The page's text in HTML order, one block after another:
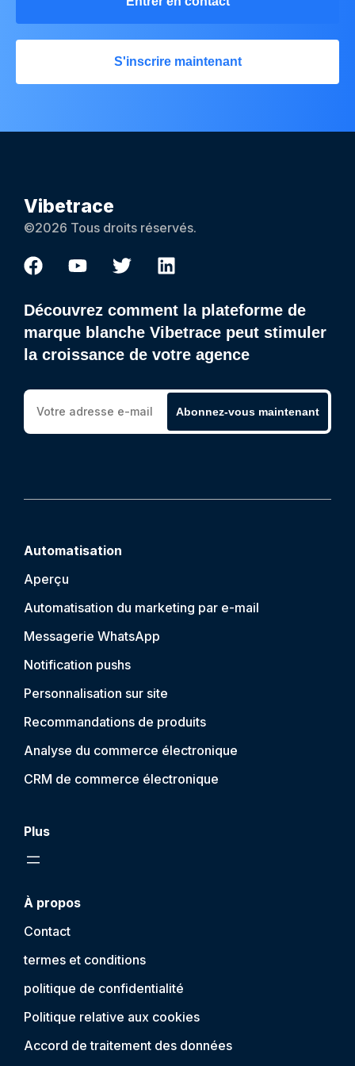
S'inscrire maintenant
Vibetrace
©2026 Tous droits réservés.
Découvrez comment la plateforme de
marque blanche Vibetrace peut stimuler
la croissance de votre agence
Abonnez-vous maintenant
Automatisation
Aperçu
Automatisation du marketing par e-mail
Messagerie WhatsApp
Notification pushs
Personnalisation sur site
Recommandations de produits
Analyse du commerce électronique
CRM de commerce électronique
Plus
À propos
Contact
termes et conditions
politique de confidentialité
Politique relative aux cookies
Accord de traitement des données